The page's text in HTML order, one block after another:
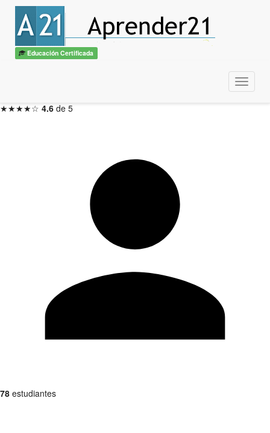
Educación Certificada
Menu
Introducción al E-Learning
con diplomaITSS / CBTech
★★★★☆ 4.6 de 5
78 estudiantes